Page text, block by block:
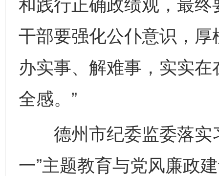
和践行正确政绩观，最
干部要强化公仆意识，
办实事、解难事，实实
全感。”
德州市纪委监委落实
一”主题教育与党风廉政